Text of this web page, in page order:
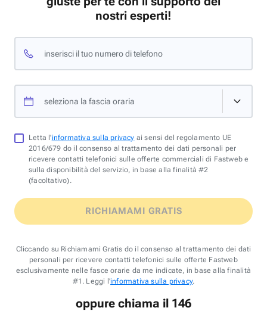
nostri esperti!
inserisci il tuo numero di telefono
seleziona la fascia oraria
Letta l'informativa sulla privacy ai sensi del regolamento UE
2016/679 do il consenso al trattamento dei dati personali per
ricevere contatti telefonici sulle offerte commerciali di Fastweb e
sulla disponibilità del servizio, in base alla finalità #2
(facoltativo).
RICHIAMAMI GRATIS
Cliccando su Richiamami Gratis do il consenso al trattamento dei dati
personali per ricevere contatti telefonici sulle offerte Fastweb
esclusivamente nelle fasce orarie da me indicate, in base alla finalità
#1. Leggi l'informativa sulla privacy.
oppure chiama il 146